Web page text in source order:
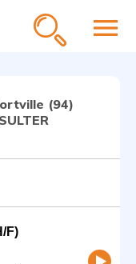
menu
(94)
F)